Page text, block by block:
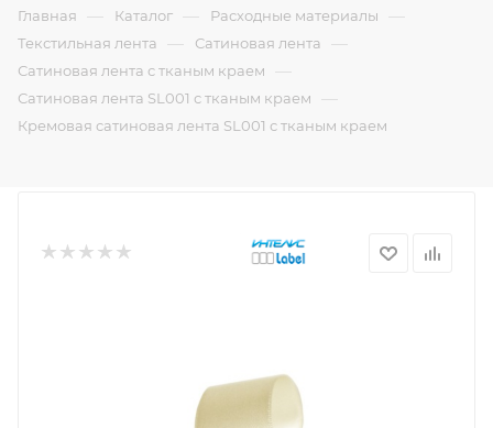
Главная — Каталог — Расходные материалы —
Текстильная лента — Сатиновая лента —
Сатиновая лента с тканым краем —
Сатиновая лента SL001 с тканым краем —
Кремовая сатиновая лента SL001 с тканым краем